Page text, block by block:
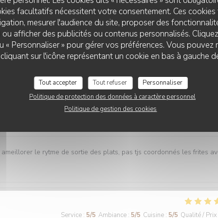
facultatifs nécessitent votre consentement. Ces
mesurer l'audience du site, proposer des
afficher des publicités ou contenus personnalisés.
« Personnaliser » pour gérer vos préférences. Vous
sur l'icône représentant un cookie en bas à gauche
Tout accepter Tout refuser
Personnaliser
Politique de protection des données à caractère personnel
Politique de gestion des cookies
Service: 5/5 Ambiance: 5/5 Cuisine:5 /5 Qualité / Prix
plats tous délicieux,un personnel attentionné et réactif !! On
le rytme de sortie des plats, pas tjs coordonnés les frites
Service : 5/5 Ambiance : 5/5 Cuisine : 5/5 Qualité / Prix